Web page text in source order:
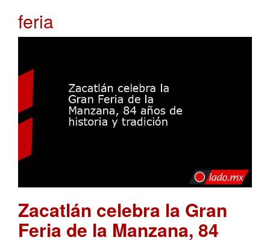
feria
Zacatlán celebra la Gran
Feria de la Manzana, 84